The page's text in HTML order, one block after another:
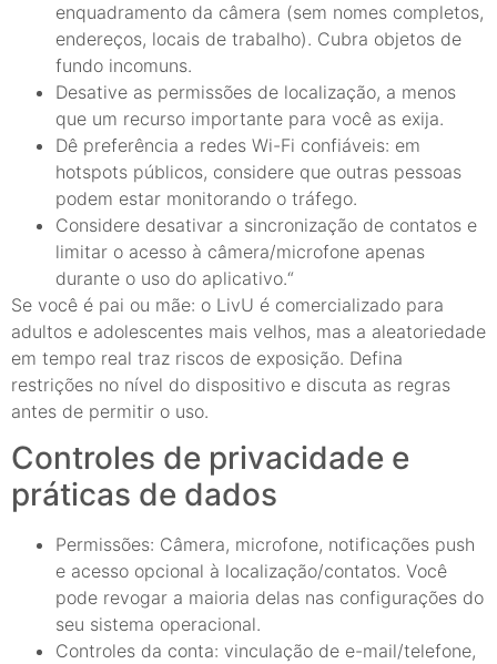
enquadramento da câmera (sem nomes completos,
endereços, locais de trabalho). Cubra objetos de
fundo incomuns.
Desative as permissões de localização, a menos
que um recurso importante para você as exija.
Dê preferência a redes Wi-Fi confiáveis: em
hotspots públicos, considere que outras pessoas
podem estar monitorando o tráfego.
Considere desativar a sincronização de contatos e
limitar o acesso à câmera/microfone apenas
durante o uso do aplicativo.“
Se você é pai ou mãe: o LivU é comercializado para
adultos e adolescentes mais velhos, mas a aleatoriedade
em tempo real traz riscos de exposição. Defina
restrições no nível do dispositivo e discuta as regras
antes de permitir o uso.
Controles de privacidade e
práticas de dados
Permissões: Câmera, microfone, notificações push
e acesso opcional à localização/contatos. Você
pode revogar a maioria delas nas configurações do
seu sistema operacional.
Controles da conta: vinculação de e-mail/telefone,